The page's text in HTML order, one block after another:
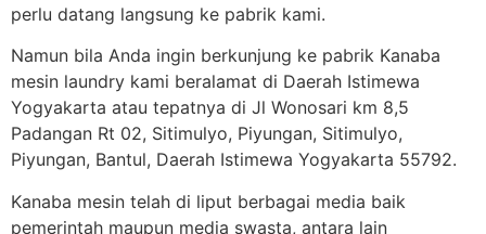
perlu datang langsung ke pabrik kami.
Namun bila Anda ingin berkunjung ke pabrik Kanaba
mesin laundry kami beralamat di Daerah Istimewa
Yogyakarta atau tepatnya di Jl Wonosari km 8,5
Padangan Rt 02, Sitimulyo, Piyungan, Sitimulyo,
Piyungan, Bantul, Daerah Istimewa Yogyakarta 55792.
Kanaba mesin telah di liput berbagai media baik
pemerintah maupun media swasta, antara lain